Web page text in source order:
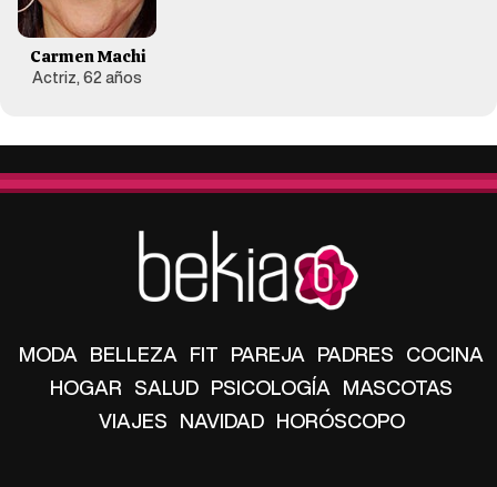
Carmen Machi
Actriz, 62 años
MODA BELLEZA FIT PAREJA PADRES COCINA
HOGAR SALUD PSICOLOGÍA MASCOTAS
VIAJES NAVIDAD HORÓSCOPO